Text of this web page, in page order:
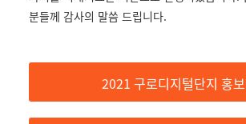
분들께 감사의 말씀 드립니다.
2021 구로디지털단지 홍